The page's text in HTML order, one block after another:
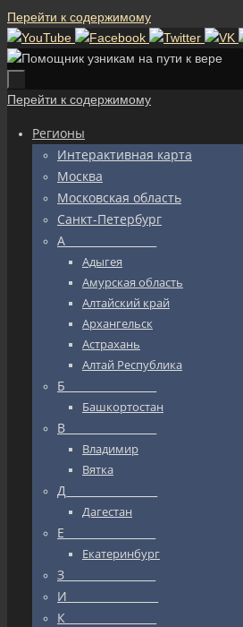
Перейти к содержимому
Перейти к содержимому
Регионы
Интерактивная карта
Москва
Московская область
Санкт-Петербург
А_________________
Адыгея
Амурская область
Алтайский край
Архангельск
Астрахань
Алтай Республика
Б_________________
Башкортостан
В_________________
Владимир
Вятка
Д_________________
Дагестан
Е_________________
Екатеринбург
З_________________
И_________________
К_________________